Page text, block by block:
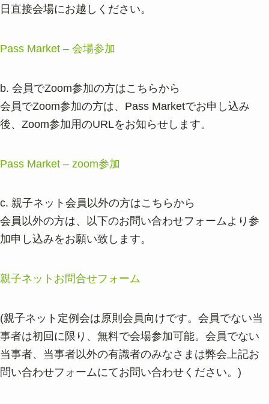
日直接会場にお越しください。
Pass Market – 会場参加
b. 会員でZoom参加の方はこちらから
会員でZoom参加の方は、Pass Marketでお申し込み
後、Zoom参加用のURLをお知らせします。
Pass Market – zoom参加
c. 親子ネット会員以外の方はこちらから
会員以外の方は、以下のお問い合わせフォームより参
加申し込みをお願い致します。
親子ネットお問合せフォーム
(親子ネット定例会は原則会員向けです。会員でない当
事者は初回に限り、無料で会場参加可能。会員でない
当事者、当事者以外の有識者のみなさまは弊会上記お
問い合わせフォームにてお問い合わせください。)